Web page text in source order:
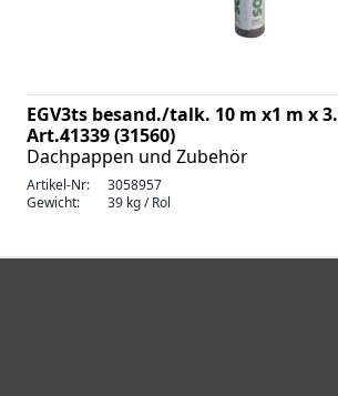
EGV3ts besand./talk. 10 m x1 m x
Art.41339 (31560)
Dachpappen und Zubehör
Artikel-Nr:
3058957
Gewicht:
39 kg / Rol